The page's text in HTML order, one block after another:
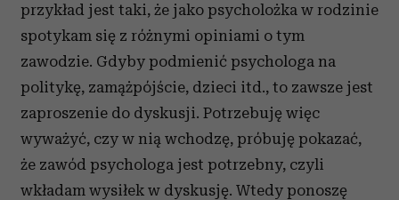
przykład jest taki, że jako psycholożka w rodzinie
spotykam się z różnymi opiniami o tym
zawodzie. Gdyby podmienić psychologa na
politykę, zamążpójście, dzieci itd., to zawsze jest
zaproszenie do dyskusji. Potrzebuję więc
wyważyć, czy w nią wchodzę, próbuję pokazać,
że zawód psychologa jest potrzebny, czyli
wkładam wysiłek w dyskusję. Wtedy ponoszę